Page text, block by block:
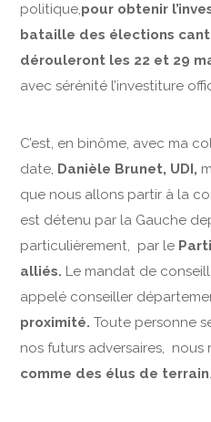
politique,pour obtenir
bataille des élections
dérouleront les 22 et 29
avec sérénité l’investiture
C’est, en binôme, avec ma
date, Danièle Brunet, UDI,
que nous allons partir à la
est détenu par la Gauche
particulièrement, par le
alliés. Le mandat de
appelé conseiller
proximité. Toute personne
nos futurs adversaires, nous
comme des élus de terrain.